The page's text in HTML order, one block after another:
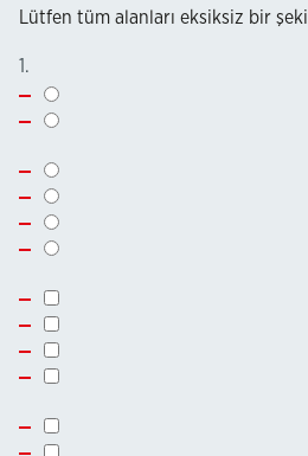
Lütfen tüm alanları eksiksiz bir
1.